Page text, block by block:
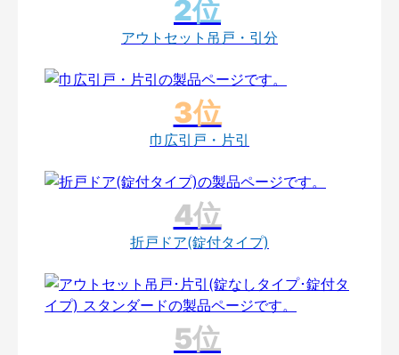
アウトセット吊戸・引分
巾広引戸・片引
折戸ドア(錠付タイプ)